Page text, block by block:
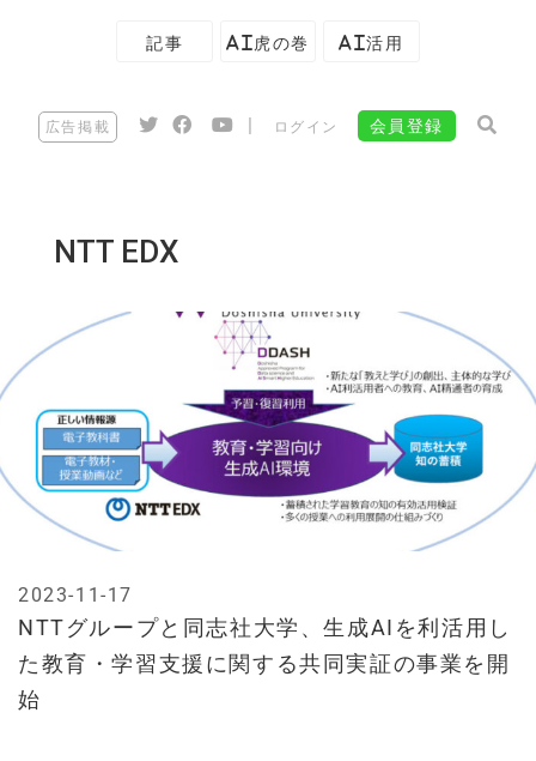
記事 AI虎の巻 AI活用
広告掲載 ログイン 会員登録
NTT EDX
NTTグループと同志社大学、生成AIを利活用し
た教育・学習支援に関する共同実証の事業を開
始
2023-11-17